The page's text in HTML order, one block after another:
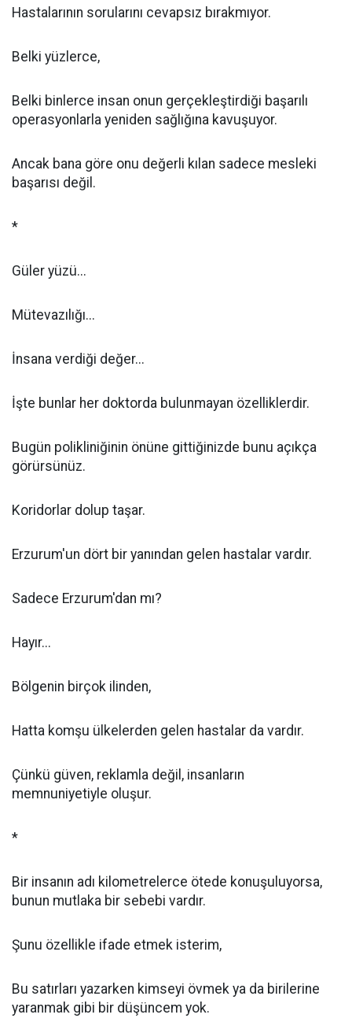
Hastalarının sorularını cevapsız bırakmıyor.
Belki yüzlerce,
Belki binlerce insan onun gerçekleştirdiği başarılı
operasyonlarla yeniden sağlığına kavuşuyor.
Ancak bana göre onu değerli kılan sadece mesleki
başarısı değil.
*
Güler yüzü...
Mütevazılığı...
İnsana verdiği değer...
İşte bunlar her doktorda bulunmayan özelliklerdir.
Bugün polikliniğinin önüne gittiğinizde bunu açıkça
görürsünüz.
Koridorlar dolup taşar.
Erzurum'un dört bir yanından gelen hastalar vardır.
Sadece Erzurum'dan mı?
Hayır...
Bölgenin birçok ilinden,
Hatta komşu ülkelerden gelen hastalar da vardır.
Çünkü güven, reklamla değil, insanların
memnuniyetiyle oluşur.
*
Bir insanın adı kilometrelerce ötede konuşuluyorsa,
bunun mutlaka bir sebebi vardır.
Şunu özellikle ifade etmek isterim,
Bu satırları yazarken kimseyi övmek ya da birilerine
yaranmak gibi bir düşüncem yok.